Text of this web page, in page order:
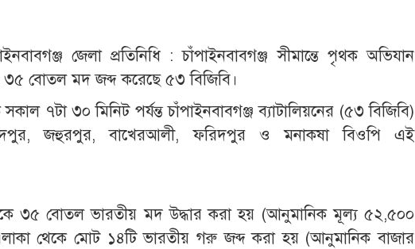
জেলা প্রতিনিধি : চাঁপাইনবাবগঞ্জ সীমান্তে পৃথক অভিযান
৩৫ বোতল মদ জব্দ করেছে ৫৩ বিজিবি।
৭টা ৩০ মিনিট পর্যন্ত চাঁপাইনবাবগঞ্জ ব্যাটালিয়নের (৫৩ বিজিবি)
জহুরপুর, বাখেরআলী, ফরিদপুর ও মনাকষা বিওপি এই
৩৫ বোতল ভারতীয় মদ উদ্ধার করা হয় (আনুমানিক মূল্য ৫২,৫০০
এলাকা থেকে মোট ১৪টি ভারতীয় গরু জব্দ করা হয় (আনুমানিক বাজার